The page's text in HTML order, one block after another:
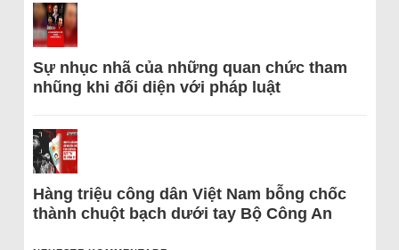
Sự nhục nhã của những quan chức tham
nhũng khi đối diện với pháp luật
Hàng triệu công dân Việt Nam bỗng chốc
thành chuột bạch dưới tay Bộ Công An